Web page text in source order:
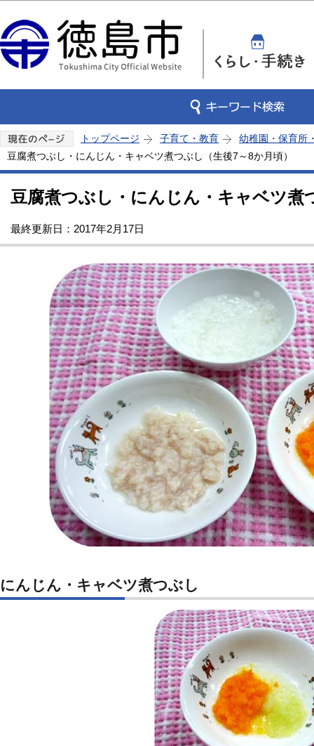
トップページ 子育て・教育
幼稚園・保育所
豆腐煮つぶし・にんじん・キャベツ煮つぶし（生後7～8か月頃）
豆腐煮つぶし・にんじん・キャベツ煮
最終更新日：2017年2月17日
にんじん・キャベツ煮つぶし